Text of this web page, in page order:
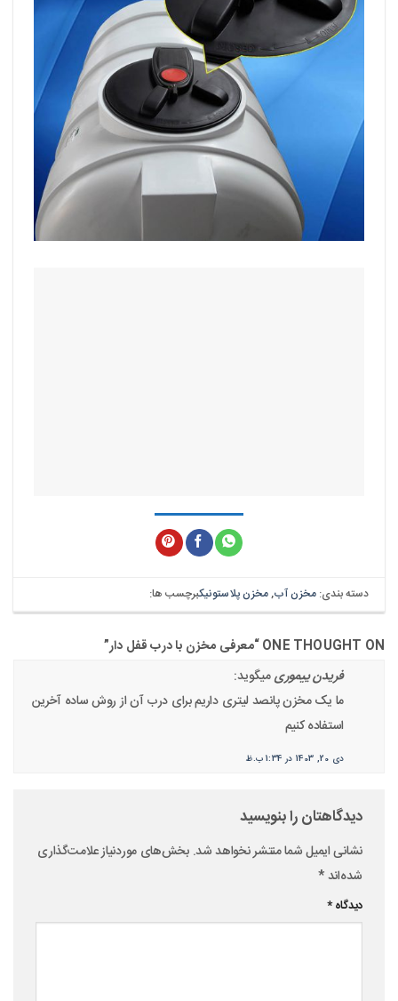
دسته بندی:مخزن آب,مخزن پلاستونیکبرچسب ها:
ONE THOUGHT ON “ معرفی مخزن با درب قفل دار”
فریدن ییموریمیگوید:
ما یک مخزن پانصد لیتری داریم برای درب آن از روش ساده آخرین
استفاده کنیم
دی 20, 1403 در 1:34 ب.ظ
دیدگاهتان را بنویسید
نشانی ایمیل شما منتشر نخواهد شد.بخش‌های موردنیاز علامت‌گذاری
شده‌اند*
دیدگاه*